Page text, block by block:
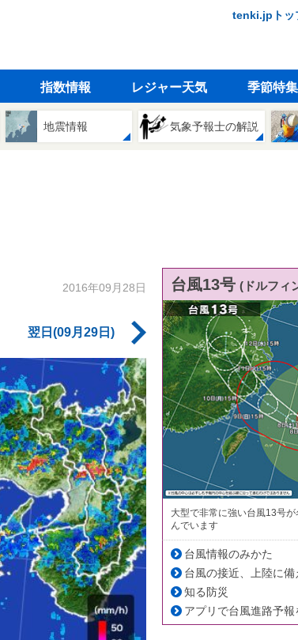
tenki.jpトッ
指数情報 レジャー天気 季節特集
地震情報 気象予報士の解説
2016年09月28日
翌日(09月29日)
台風13号 (ドルフィ
大型で非常に強い台風13号
んでいます
台風情報のみかた
台風の接近、上陸に備
知る防災
アプリで台風進路予報